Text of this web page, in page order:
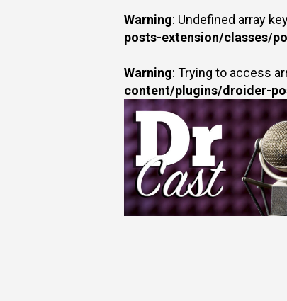
Warning: Undefined array
posts-extension/classes/
Warning: Trying to access
content/plugins/droider-